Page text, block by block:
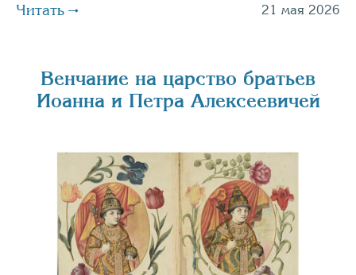
Читать 21 мая 2026
Венчание на царство братьев
Иоанна и Петра Алексеевичей